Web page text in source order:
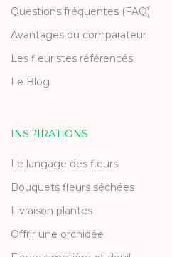
Questions fréquentes (FAQ)
Avantages du comparateur
Les fleuristes référencés
Le Blog
INSPIRATIONS
Le langage des fleurs
Bouquets fleurs séchées
Livraison plantes
Offrir une orchidée